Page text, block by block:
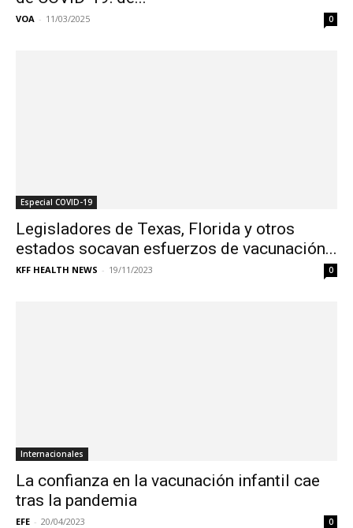
VOA - 11/03/2025 0
Especial COVID-19
Legisladores de Texas, Florida y otros
estados socavan esfuerzos de vacunación...
KFF HEALTH NEWS - 19/11/2023 0
Internacionales
La confianza en la vacunación infantil cae
tras la pandemia
EFE - 20/04/2023 0